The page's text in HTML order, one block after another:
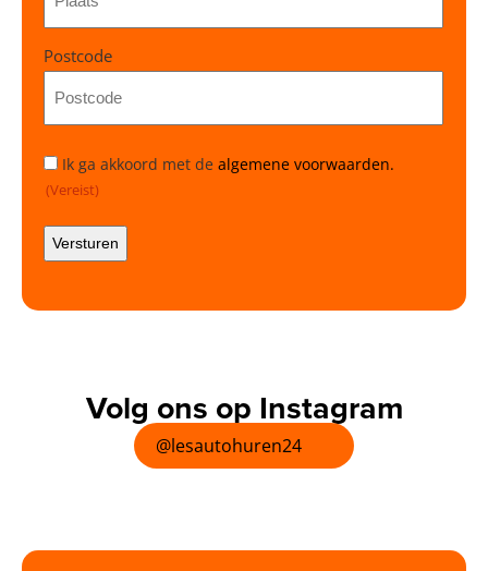
Postcode
Instemming
(Vereist)
Ik ga akkoord met dealgemene voorwaarden.
(Vereist)
Volg ons op Instagram
@lesautohuren24